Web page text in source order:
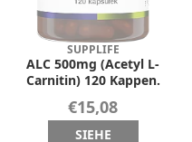
SUPPLIFE
ALC 500mg (Acetyl L-
Carnitin) 120 Kappen.
€15,08
SIEHE